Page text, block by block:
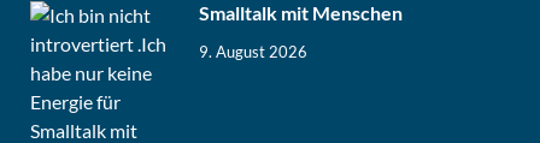
Smalltalk mit Menschen
9. August 2026